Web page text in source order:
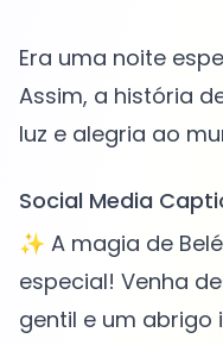
Era uma noite
Assim, a história
Social Media
✨ A magia de
especial! Venha
gentil e um